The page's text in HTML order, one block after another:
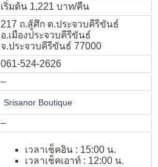
เริ่มต้น 1,221 บาท/คืน
217 ถ.สู้ศึก ต.ประจวบคีรีขันธ์
อ.เมืองประจวบคีรีขันธ์
จ.ประจวบคีรีขันธ์ 77000
061-524-2626
–
Srisanor Boutique
–
เวลาเช็คอิน : 15:00 น.
เวลาเช็คเอาท์ : 12:00 น.